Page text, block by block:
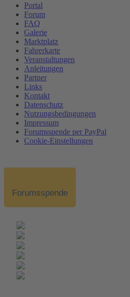
Portal
Forum
FAQ
Galerie
Marktplatz
Fahrerkarte
Veranstaltungen
Anleitungen
Partner
Links
Kontakt
Datenschutz
Nutzungsbedingungen
Impressum
Forumsspende per PayPal
Cookie-Einstellungen
Forumsspende